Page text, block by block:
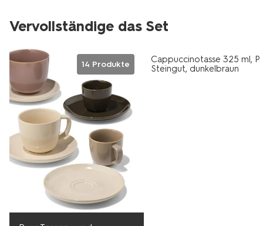
Vervollständige das Set
14 Produkte
Cappuccinotasse 325 ml,
Steingut, dunkelbraun